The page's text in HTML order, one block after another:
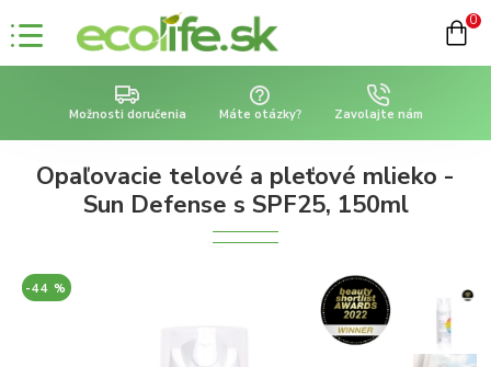
0
Možnosti doručenia Máte otázky? Zavolajte nám
Opaľovacie telové a pleťové mlieko -
Sun Defense s SPF25, 150ml
-44 %